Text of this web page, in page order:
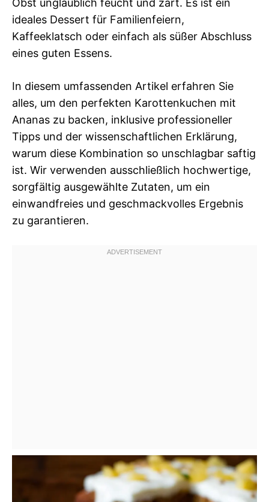
Obst unglaublich feucht und zart. Es ist ein
ideales Dessert für Familienfeiern,
Kaffeeklatsch oder einfach als süßer Abschluss
eines guten Essens.
In diesem umfassenden Artikel erfahren Sie
alles, um den perfekten Karottenkuchen mit
Ananas zu backen, inklusive professioneller
Tipps und der wissenschaftlichen Erklärung,
warum diese Kombination so unschlagbar saftig
ist. Wir verwenden ausschließlich hochwertige,
sorgfältig ausgewählte Zutaten, um ein
einwandfreies und geschmackvolles Ergebnis
zu garantieren.